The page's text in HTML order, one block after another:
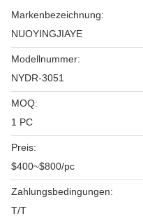
Markenbezeichnung:
NUOYINGJIAYE
Modellnummer:
NYDR-3051
MOQ:
1 PC
Preis:
$400~$800/pc
Zahlungsbedingungen:
T/T